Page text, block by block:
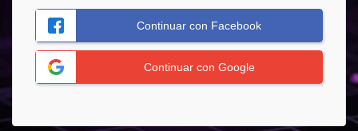
Continuar con Facebook
Continuar con Google